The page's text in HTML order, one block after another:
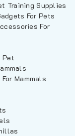
Training Supplies
For Pets
For
Pet
Mammals